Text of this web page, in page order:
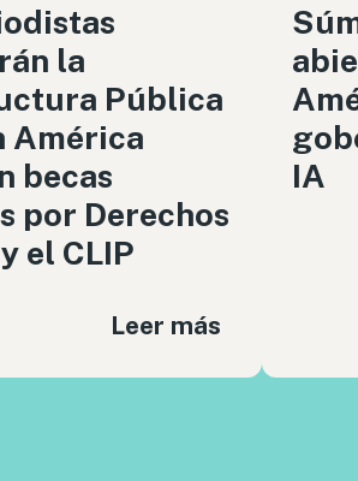
la
Pública
América
becas
por Derechos
el CLIP
Leer más
IA